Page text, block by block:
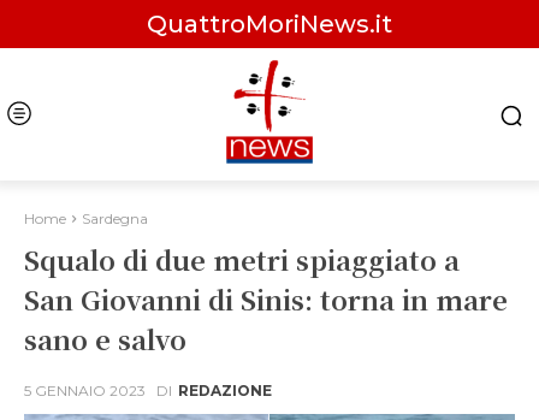
QuattroMoriNews.it
Home Sardegna
Squalo di due metri spiaggiato a
San Giovanni di Sinis: torna in mare
sano e salvo
5 GENNAIO 2023 DI REDAZIONE